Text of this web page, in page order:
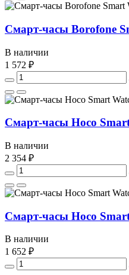
Смарт-часы Borofone
В наличии
1 572 ₽
Смарт-часы Hoco
В наличии
2 354 ₽
Смарт-часы Hoco
В наличии
1 652 ₽